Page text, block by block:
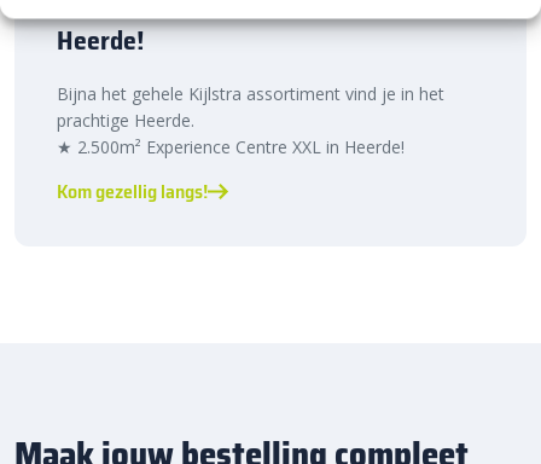
Heerde!
Bijna het gehele Kijlstra assortiment vind je in het
prachtige Heerde.
★ 2.500m² Experience Centre XXL in Heerde!
Kom gezellig langs!